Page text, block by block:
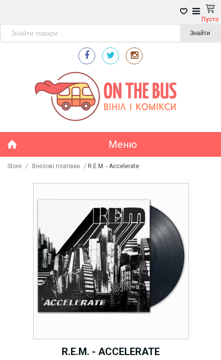
Пусто
Знайти
Меню
Store / Вінілові платівки / R.E.M. - Accelerate
R.E.M. - ACCELERATE